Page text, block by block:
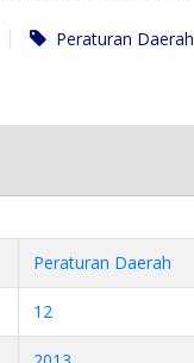
Peraturan Daerah
Peraturan Daerah
12